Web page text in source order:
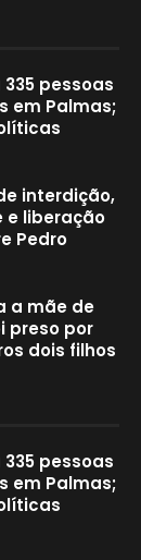
pessoas
em Palmas;
interdição,
e liberação
Pedro
a mãe de
preso por
dois filhos
pessoas
em Palmas;